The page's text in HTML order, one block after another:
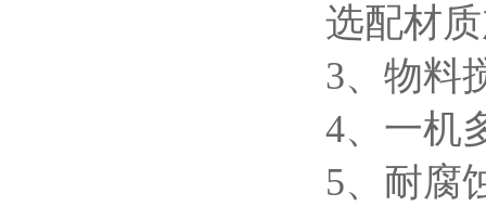
选配材
3、物料
4、一机
5、耐腐